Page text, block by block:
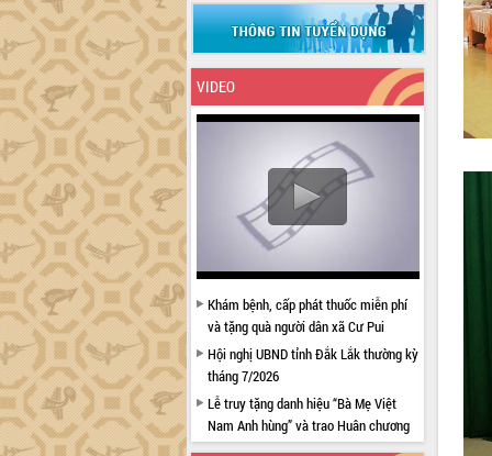
VIDEO
Khám bệnh, cấp phát thuốc miễn phí
và tặng quà người dân xã Cư Pui
Hội nghị UBND tỉnh Đắk Lắk thường kỳ
tháng 7/2026
Lễ truy tặng danh hiệu “Bà Mẹ Việt
Nam Anh hùng” và trao Huân chương
Lao động